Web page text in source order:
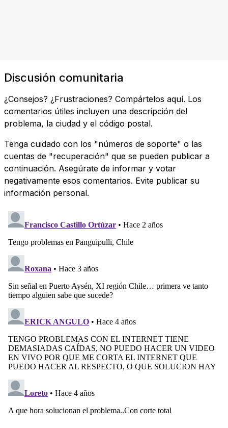
Discusión comunitaria
¿Consejos? ¿Frustraciones? Compártelos aquí. Los
comentarios útiles incluyen una descripción del
problema, la ciudad y el código postal.
Tenga cuidado con los "números de soporte" o las
cuentas de "recuperación" que se pueden publicar a
continuación. Asegúrate de informar y votar
negativamente esos comentarios. Evite publicar su
información personal.